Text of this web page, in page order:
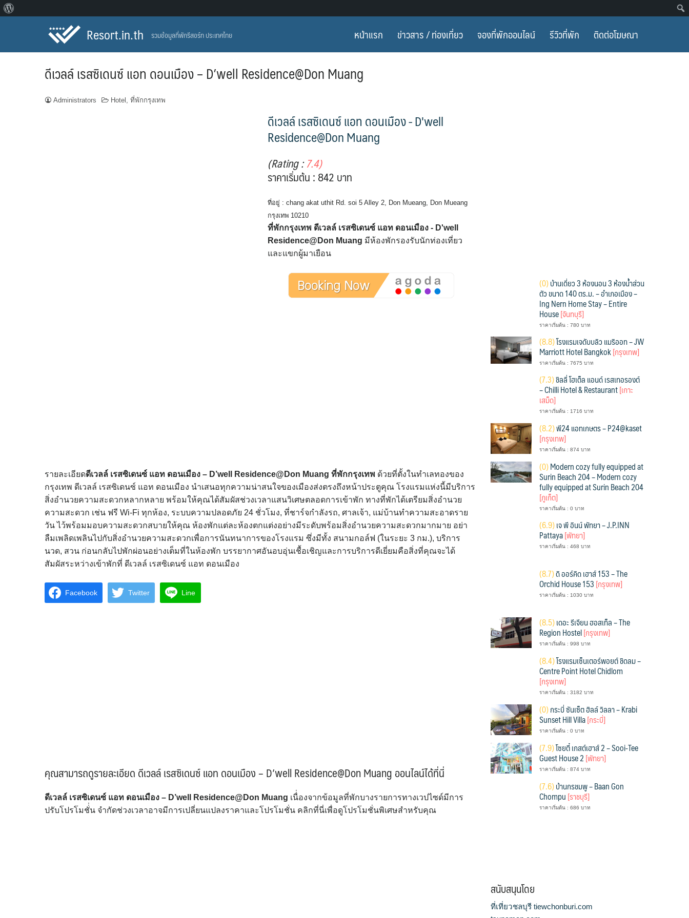
Resort.in.th รวมข้อมูลที่พักรีสอร์ท ประเทศไทย หน้าแรก ข่าวสาร / ท่องเที่ยว จองที่พักออนไลน์ รีวิวที่พัก ติดต่อโฆษณา
ดีเวลล์ เรสซิเดนซ์ แอท ดอนเมือง – D’well Residence@Don Muang
Administrators Hotel , ที่พักกรุงเทพ
ดีเวลล์ เรสซิเดนซ์ แอท ดอนเมือง - D'well
Residence@Don Muang
(Rating :7.4)
ราคาเริ่มต้น : 842 บาท
ที่อยู่ : chang akat uthit Rd. soi 5 Alley 2, Don Mueang, Don Mueang
กรุงเทพ 10210
ที่พักกรุงเทพ ดีเวลล์ เรสซิเดนซ์ แอท ดอนเมือง - D'well
Residence@Don Muang มีห้องพักรองรับนักท่องเที่ยว
และแขกผู้มาเยือน
รายละเอียดดีเวลล์ เรสซิเดนซ์ แอท ดอนเมือง – D’well Residence@Don Muang ที่พักกรุงเทพ ด้วยที่ตั้งในทำเลทองของ
กรุงเทพ ดีเวลล์ เรสซิเดนซ์ แอท ดอนเมือง นำเสนอทุกความน่าสนใจของเมืองส่งตรงถึงหน้าประตูคุณ โรงแรมแห่งนี้มีบริการ
สิ่งอำนวยความสะดวกหลากหลาย พร้อมให้คุณได้สัมผัสช่วงเวลาแสนวิเศษตลอดการเข้าพัก ทางที่พักได้เตรียมสิ่งอำนวย
ความสะดวก เช่น ฟรี Wi-Fi ทุกห้อง, ระบบความปลอดภัย 24 ชั่วโมง, ที่ชาร์จกำลังรถ, ศาลเจ้า, แม่บ้านทำความสะอาดราย
วัน ไว้พร้อมมอบความสะดวกสบายให้คุณ ห้องพักแต่ละห้องตกแต่งอย่างมีระดับพร้อมสิ่งอำนวยความสะดวกมากมาย อย่า
ลืมเพลิดเพลินไปกับสิ่งอำนวยความสะดวกเพื่อการนันทนาการของโรงแรม ซึ่งมีทั้ง สนามกอล์ฟ (ในระยะ 3 กม.), บริการ
นวด, สวน ก่อนกลับไปพักผ่อนอย่างเต็มที่ในห้องพัก บรรยากาศอันอบอุ่นเชื้อเชิญและการบริการดีเยี่ยมคือสิ่งที่คุณจะได้
สัมผัสระหว่างเข้าพักที่ ดีเวลล์ เรสซิเดนซ์ แอท ดอนเมือง
Facebook Twitter Line
คุณสามารถดูรายละเอียด ดีเวลล์ เรสซิเดนซ์ แอท ดอนเมือง – D’well Residence@Don Muang ออนไลน์ได้ที่นี่
ดีเวลล์ เรสซิเดนซ์ แอท ดอนเมือง – D’well Residence@Don Muang เนื่่องจากข้อมูลที่พักบางรายการทางเวปไซด์มีการ
ปรับโปรโมชั่่น จำกัดช่วงเวลาอาจมีการเปลี่ยนแปลงราคาและโปรโมชั่น คลิกที่นี่เพื่อดูโปรโมชั่นพิเศษสำหรับคุณ
(0)บ้านเดี่ยว 3 ห้องนอน 3 ห้องน้ำส่วน
ตัว ขนาด 140 ตร.ม. – อำเภอเมือง –
Ing Nern Home Stay – Entire
House[จันทบุรี]
ราคาเริ่มต้น : 780 บาท
(8.8)โรงแรมเจดับบลิว แมริออท – JW
Marriott Hotel Bangkok[กรุงเทพ]
ราคาเริ่มต้น : 7675 บาท
(7.3)ชิลลี่ โฮเต็ล แอนด์ เรสเทอรองต์
– Chilli Hotel & Restaurant[เกาะ
เสม็ด]
ราคาเริ่มต้น : 1716 บาท
(8.2)พี24 แอทเกษตร – P24@kaset
[กรุงเทพ]
ราคาเริ่มต้น : 874 บาท
(0)Modern cozy fully equipped at
Surin Beach 204 – Modern cozy
fully equipped at Surin Beach 204
[ภูเก็ต]
ราคาเริ่มต้น : 0 บาท
(6.9)เจ พี อินน์ พัทยา – J.P.INN
Pattaya[พัทยา]
ราคาเริ่มต้น : 468 บาท
(8.7)ดิ ออร์คิด เฮาส์ 153 – The
Orchid House 153[กรุงเทพ]
ราคาเริ่มต้น : 1030 บาท
(8.5)เดอะ รีเจียน ฮอสเท็ล – The
Region Hostel[กรุงเทพ]
ราคาเริ่มต้น : 998 บาท
(8.4)โรงแรมเซ็นเตอร์พอยต์ ชิดลม –
Centre Point Hotel Chidlom
[กรุงเทพ]
ราคาเริ่มต้น : 3182 บาท
(0)กระบี่ ซันเซ็ต ฮิลล์ วิลลา – Krabi
Sunset Hill Villa[กระบี่]
ราคาเริ่มต้น : 0 บาท
(7.9)โซยตี๋ เกสต์เฮาส์ 2 – Sooi-Tee
Guest House 2[พัทยา]
ราคาเริ่มต้น : 874 บาท
(7.6)บ้านกรชมพู – Baan Gon
Chompu[ราชบุรี]
ราคาเริ่มต้น : 686 บาท
สนับสนุนโดย
ที่เที่ยวชลบุรี tiewchonburi.com